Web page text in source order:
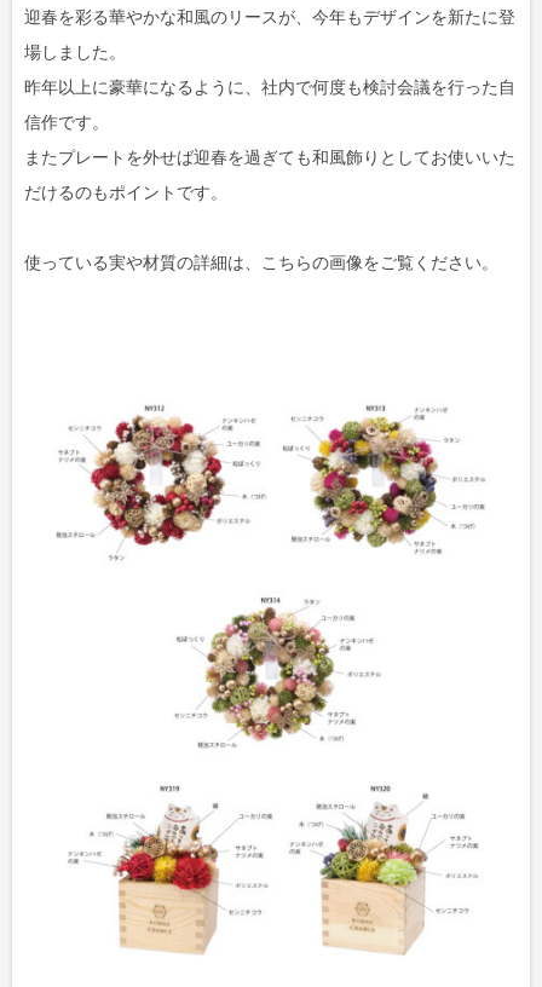
迎春を彩る華やかな和風のリースが、今年もデザインを新たに登
場しました。
昨年以上に豪華になるように、社内で何度も検討会議を行った自
信作です。
またプレートを外せば迎春を過ぎても和風飾りとしてお使いいた
だけるのもポイントです。
使っている実や材質の詳細は、こちらの画像をご覧ください。